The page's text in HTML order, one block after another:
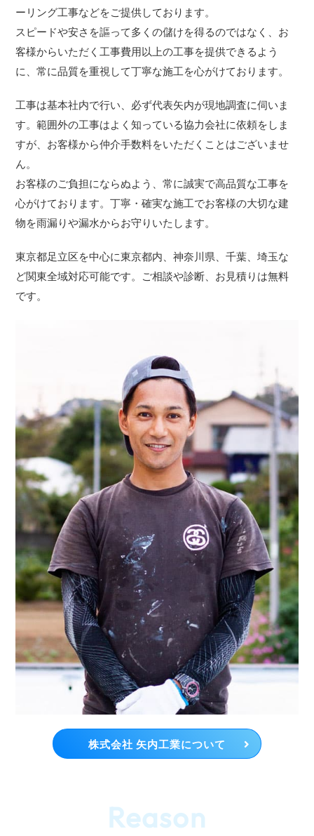
ーリング工事などをご提供しております。
スピードや安さを謳って多くの儲けを得るのではなく、お
客様からいただく工事費用以上の工事を提供できるよう
に、常に品質を重視して丁寧な施工を心がけております。
工事は基本社内で行い、必ず代表矢内が現地調査に伺いま
す。範囲外の工事はよく知っている協力会社に依頼をしま
すが、お客様から仲介手数料をいただくことはございませ
ん。
お客様のご負担にならぬよう、常に誠実で高品質な工事を
心がけております。丁寧・確実な施工でお客様の大切な建
物を雨漏りや漏水からお守りいたします。
東京都足立区を中心に東京都内、神奈川県、千葉、埼玉な
ど関東全域対応可能です。ご相談や診断、お見積りは無料
です。
株式会社 矢内工業について
Reason